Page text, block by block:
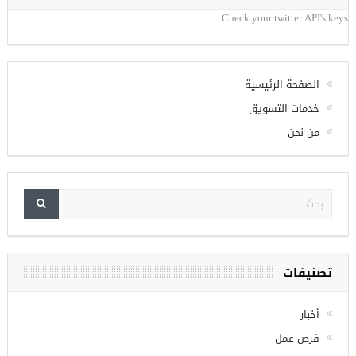
Check your twitter API's keys
الصفحة الرئيسية
خدمات التسويق
من نحن
تصنيفات
أخبار
فرص عمل